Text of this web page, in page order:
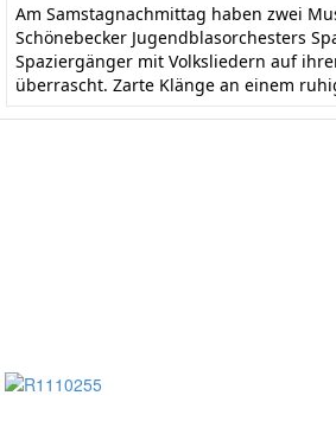
Am Samstagnachmittag haben zwei
Schönebecker Jugendblasorchesters
Spaziergänger mit Volksliedern auf
überrascht. Zarte Klänge an einem